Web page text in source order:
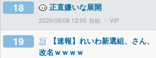
18 正直嫌いな展開
2026/08/08 12:00 VIP
19
【速報】れいわ新選組、さん
改名ｗｗｗｗ